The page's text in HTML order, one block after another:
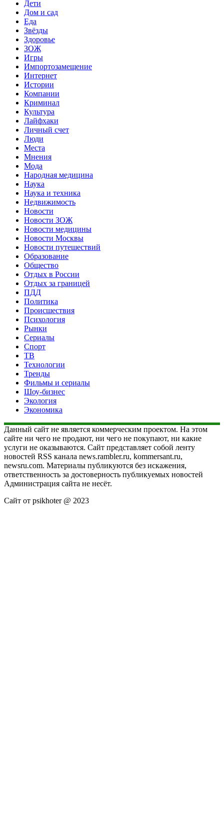
Дети
Дом и сад
Еда
Звёзды
Здоровье
ЗОЖ
Игры
Импортозамещение
Интернет
Истории
Компании
Криминал
Культура
Лайфхаки
Личный счет
Люди
Места
Мнения
Мода
Народная медицина
Наука
Наука и техника
Недвижимость
Новости
Новости ЗОЖ
Новости медицины
Новости Москвы
Новости путешествий
Образование
Общество
Отдых в России
Отдых за границей
ПДД
Политика
Происшествия
Психология
Рынки
Сериалы
Спорт
ТВ
Технологии
Тренды
Фильмы и сериалы
Шоу-бизнес
Экология
Экономика
Данный сайт не является коммерческим проектом. На этом
сайте ни чего не продают, ни чего не покупают, ни какие
услуги не оказываются. Сайт представляет собой ленту
новостей RSS канала news.rambler.ru, kommersant.ru,
newsru.com. Материалы публикуются без искажения,
ответственность за достоверность публикуемых новостей
Администрация сайта не несёт.
Сайт от psikhoter @ 2023